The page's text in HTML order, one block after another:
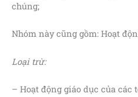
chúng;
Nhóm này cũng gồm: Hoạt
Loại trừ:
– Hoạt động giáo dục của